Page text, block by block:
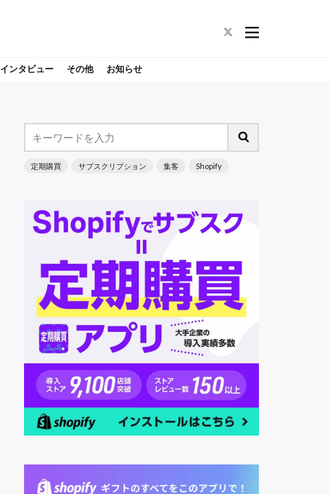
インタビュー その他 お知らせ
定期購買 サブスクリプション 集客 Shopify